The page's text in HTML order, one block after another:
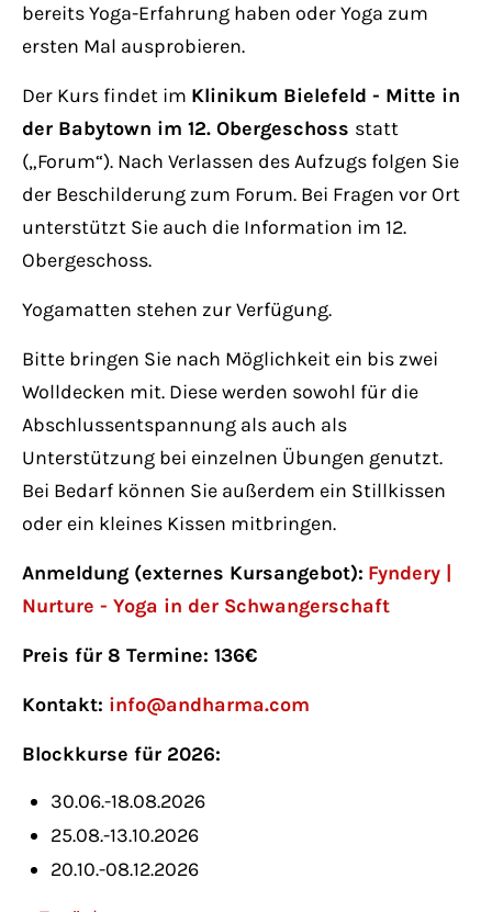
bereits Yoga-Erfahrung haben oder Yoga zum
ersten Mal ausprobieren.
Der Kurs findet im Klinikum Bielefeld - Mitte in
der Babytown im 12. Obergeschoss statt
(„Forum“). Nach Verlassen des Aufzugs folgen Sie
der Beschilderung zum Forum. Bei Fragen vor Ort
unterstützt Sie auch die Information im 12.
Obergeschoss.
Yogamatten stehen zur Verfügung.
Bitte bringen Sie nach Möglichkeit ein bis zwei
Wolldecken mit. Diese werden sowohl für die
Abschlussentspannung als auch als
Unterstützung bei einzelnen Übungen genutzt.
Bei Bedarf können Sie außerdem ein Stillkissen
oder ein kleines Kissen mitbringen.
Anmeldung (externes Kursangebot): Fyndery |
Nurture - Yoga in der Schwangerschaft
Preis für 8 Termine: 136€
Kontakt: info@andharma.com
Blockkurse für 2026:
30.06.-18.08.2026
25.08.-13.10.2026
20.10.-08.12.2026